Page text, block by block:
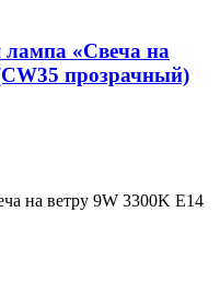
лампа «Свеча на
прозрачный)
на ветру 9W 3300K E14